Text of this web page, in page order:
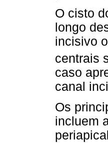
O cisto
longo
incisivo
centrais
caso
canal
Os
incluem